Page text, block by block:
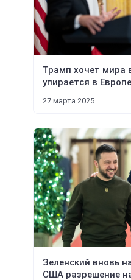
Трамп хочет мира
упирается в
27 марта 2025
Зеленский вновь
США разрешение